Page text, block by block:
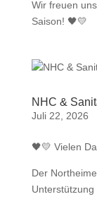
Wir freuen
Saison! 🖤💛
NHC &
Juli 22, 2026
🖤💛 Vielen
Der